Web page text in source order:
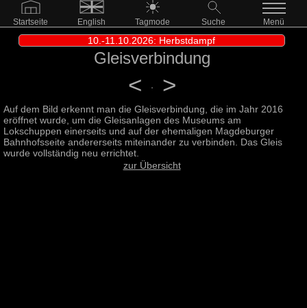
Startseite English Tagmode Suche Menü
10.-11.10.2026: Herbstdampf
Gleisverbindung
< >
Auf dem Bild erkennt man die Gleisverbindung, die im Jahr 2016
eröffnet wurde, um die Gleisanlagen des Museums am
Lokschuppen einerseits und auf der ehemaligen Magdeburger
Bahnhofsseite andererseits miteinander zu verbinden. Das Gleis
wurde vollständig neu errichtet.
zur Übersicht